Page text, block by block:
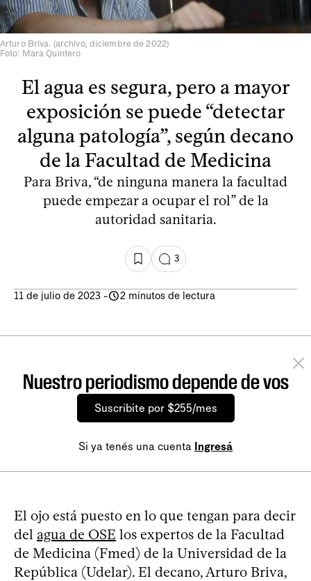
Arturo Briva. (archivo, diciembre de 2022)
Foto: Mara Quintero
El agua es segura, pero a mayor
exposición se puede “detectar
alguna patología”, según decano
de la Facultad de Medicina
Para Briva, “de ninguna manera la facultad
puede empezar a ocupar el rol” de la
autoridad sanitaria.
3
11 de julio de 2023 - 2 minutos de lectura
Nuestro periodismo depende de vos
Suscribite por $255/mes
Si ya tenés una cuenta Ingresá
El ojo está puesto en lo que tengan para decir
del agua de OSE los expertos de la Facultad
de Medicina (Fmed) de la Universidad de la
República (Udelar). El decano, Arturo Briva,